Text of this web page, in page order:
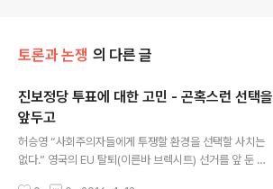
토론과 논쟁 의 다른 글
진보정당 투표에 대한 고민 - 곤혹스런 선택을
앞두고
허승영 “사회주의자들에게 투쟁할 환경을 선택할 사치는
없다.” 영국의 EU 탈퇴(이른바 브렉시트) 선거를 앞 둔 시